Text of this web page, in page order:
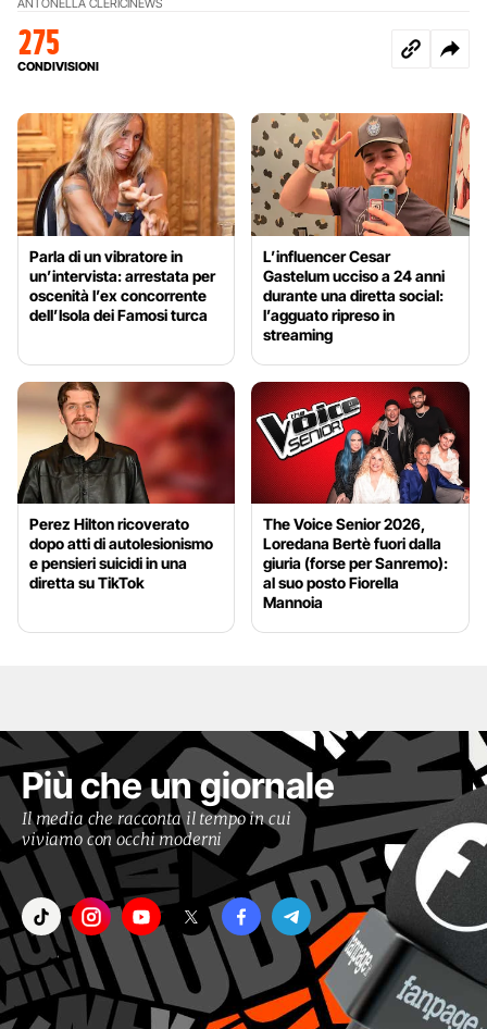
ANTONELLA CLERICINEWS
275
CONDIVISIONI
Parla di un vibratore in
un’intervista: arrestata per
oscenità l’ex concorrente
dell’Isola dei Famosi turca
L’influencer Cesar
Gastelum ucciso a 24 anni
durante una diretta social:
l’agguato ripreso in
streaming
Perez Hilton ricoverato
dopo atti di autolesionismo
e pensieri suicidi in una
diretta su TikTok
The Voice Senior 2026,
Loredana Bertè fuori dalla
giuria (forse per Sanremo):
al suo posto Fiorella
Mannoia
Più che un giornale
Il media che racconta il tempo in cui
viviamo con occhi moderni